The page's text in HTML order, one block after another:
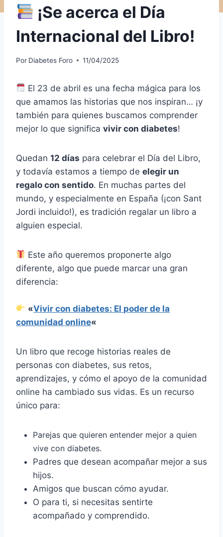
¡Se acerca el Día
Internacional del Libro!
Por Diabetes Foro 11/04/2025
El 23 de abril es una fecha mágica para los
que amamos las historias que nos inspiran… ¡y
también para quienes buscamos comprender
mejor lo que significa vivir con diabetes!
Quedan 12 días para celebrar el Día del Libro,
y todavía estamos a tiempo de elegir un
regalo con sentido. En muchas partes del
mundo, y especialmente en España (¡con Sant
Jordi incluido!), es tradición regalar un libro a
alguien especial.
Este año queremos proponerte algo
diferente, algo que puede marcar una gran
diferencia:
«Vivir con diabetes: El poder de la
comunidad online«
Un libro que recoge historias reales de
personas con diabetes, sus retos,
aprendizajes, y cómo el apoyo de la comunidad
online ha cambiado sus vidas. Es un recurso
único para:
Parejas que quieren entender mejor a quien
vive con diabetes.
Padres que desean acompañar mejor a sus
hijos.
Amigos que buscan cómo ayudar.
O para ti, si necesitas sentirte
acompañado y comprendido.